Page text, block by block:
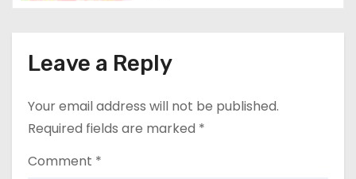
n
războiul din Ucraina va perturba
din nou exporturile prin Marea
Leave a Reply
Your email address will not be published.
Required fields are marked *
Comment *